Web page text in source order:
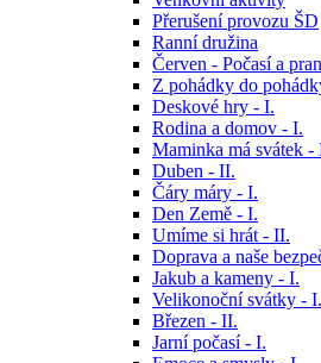
Přerušení provozu ŠD
Ranní družina
Červen - Počasí a
Z pohádky do
Deskové hry - I.
Rodina a domov - I.
Maminka má svátek -
Duben - II.
Čáry máry - I.
Den Země - I.
Umíme si hrát - II.
Doprava a naše
Jakub a kameny - I.
Velikonoční svátky - I.
Březen - II.
Jarní počasí - I.